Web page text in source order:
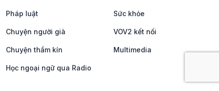
Pháp luật Sức khỏe
Chuyện người già VOV2 kết nối
Chuyện thầm kín Multimedia
Học ngoại ngữ qua Radio